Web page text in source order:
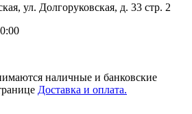
ул. Долгоруковская, д. 33 стр. 2
наличные и банковские
Доставка и оплата.